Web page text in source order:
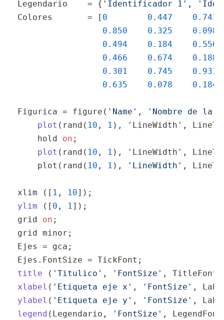
Legendario    = { 'Identificador 1' ,
Colores       = [ 0 0.447 0.741
0.850
0.325
0.098
0.494
0.184
0.556
0.466
0.674
0.188
0.301
0.745
0.933
0.635
0.078 0.184
Figurica = figure( 'Name' ,
'Nombre de la
plot ( rand( 10 , 1 ), 'LineWidth',
hold on ;
plot ( rand( 10 , 1 ), 'LineWidth',
plot(rand( 10 , 1 ), 'LineWidth' ,
xlim ([ 1 , 10]);
ylim ( [ 0 , 1 ] ) ;
grid on ;
grid minor;
Ejes = gca;
Ejes.FontSize = TickFont;
title ( 'Titulico' , 'FontSize' , TitleFont
xlabel ( 'Etiqueta eje x' , 'FontSize' ,
ylabel ( 'Etiqueta eje y' , 'FontSize' ,
legend ( Legendario, 'FontSize' , LegendFont